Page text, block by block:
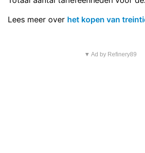
Lees meer over het kopen van
▼ Ad by Refinery89